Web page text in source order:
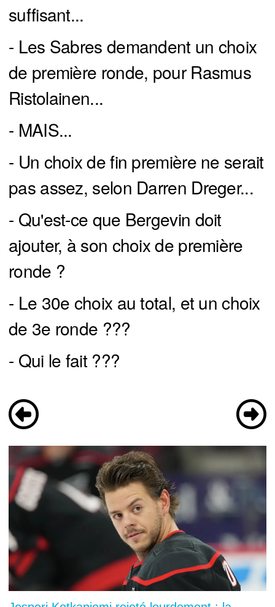
suffisant...
- Les Sabres demandent un choix
de première ronde, pour Rasmus
Ristolainen...
- MAIS...
- Un choix de fin première ne serait
pas assez, selon Darren Dreger...
- Qu'est-ce que Bergevin doit
ajouter, à son choix de première
ronde ?
- Le 30e choix au total, et un choix
de 3e ronde ???
- Qui le fait ???